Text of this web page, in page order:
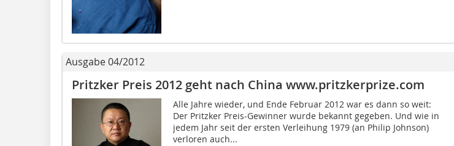
Ausgabe 04/2012
Pritzker Preis 2012 geht nach China www.pritzkerprize.com
Alle Jahre wieder, und Ende Februar 2012 war es dann so weit:
Der Pritzker Preis-Gewinner wurde bekannt gegeben. Und wie in
jedem Jahr seit der ersten Verleihung 1979 (an Philip Johnson)
verloren auch...